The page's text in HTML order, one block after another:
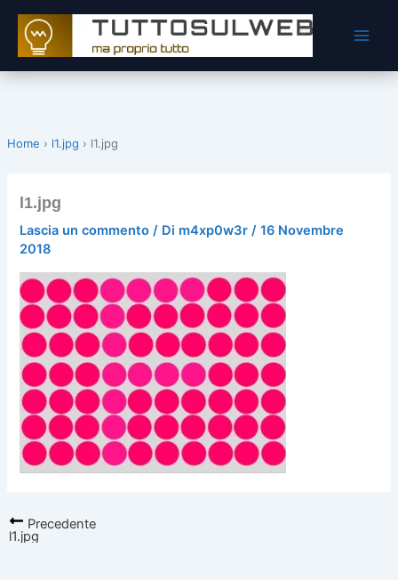
contenuto
Home › l1.jpg › l1.jpg
l1.jpg
Lascia un commento / Di m4xp0w3r/16 Novembre
2018
Precedente
l1.jpg